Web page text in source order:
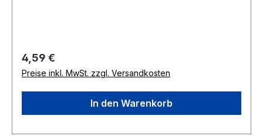
Regulärer Preis:
4,59 €
Preise inkl. MwSt. zzgl. Versandkosten
In den Warenkorb